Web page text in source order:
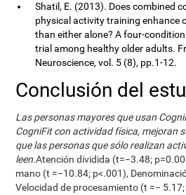
Shatil, E. (2013). Does combined
physical activity training enhance
than either alone? A four-
trial among healthy older adults.
Neuroscience, vol. 5 (8), pp.1-12.
Conclusión del
Las personas mayores que usan
CogniFit con actividad física, mejoran
que las personas que sólo realizan
leen.Atención dividida (t=−3.48;
mano (t =−10.84; p<.001),
Velocidad de procesamiento (t =− 5.17;